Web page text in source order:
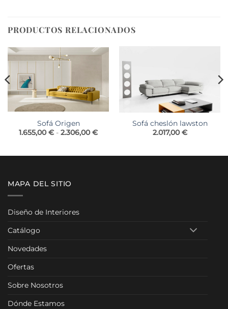
PRODUCTOS RELACIONADOS
Sofá Origen
1.655,00€ - 2.306,00€Rango
1.655,00 €
Sofá cheslón lawston
2.017,00€
MAPA DEL SITIO
Diseño de Interiores
Catálogo
Novedades
Ofertas
Sobre Nosotros
Dónde Estamos